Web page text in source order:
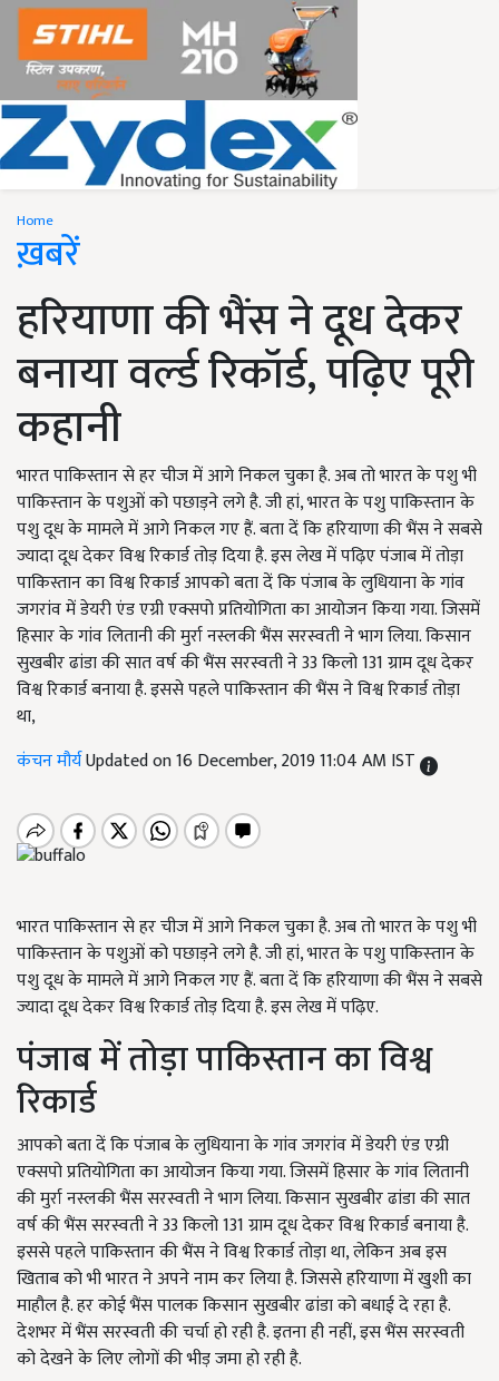
Home
ख़बरें
हरियाणा की भैंस ने दूध देकर
बनाया वर्ल्‍ड रिकॉर्ड, पढ़िए पूरी
कहानी
भारत पाकिस्तान से हर चीज में आगे निकल चुका है. अब तो भारत के पशु भी
पाकिस्‍तान के पशुओं को पछाड़ने लगे है. जी हां, भारत के पशु पाकिस्‍तान के
पशु दूध के मामले में आगे निकल गए हैं. बता दें कि हरियाणा की भैंस ने सबसे
ज्यादा दूध देकर विश्व रिकार्ड तोड़ दिया है. इस लेख में पढ़िए पंजाब में तोड़ा
पाकिस्तान का विश्व रिकार्ड आपको बता दें कि पंजाब के लुधियाना के गांव
जगरांव में डेयरी एंड एग्री एक्सपो प्रतियोगिता का आयोजन किया गया. जिसमें
हिसार के गांव लितानी की मुर्रा नस्लकी भैंस सरस्वती ने भाग लिया. किसान
सुखबीर ढांडा की सात वर्ष की भैंस सरस्वती ने 33 किलो 131 ग्राम दूध देकर
विश्व रिकार्ड बनाया है. इससे पहले पाकिस्तान की भैंस ने विश्व रिकार्ड तोड़ा
था,
कंचन मौर्यUpdated on 16 December, 2019 11:04 AM IST
भारत पाकिस्तान से हर चीज में आगे निकल चुका है. अब तो भारत के पशु भी
पाकिस्‍तान के पशुओं को पछाड़ने लगे है. जी हां, भारत के पशु पाकिस्‍तान के
पशु दूध के मामले में आगे निकल गए हैं. बता दें कि हरियाणा की भैंस ने सबसे
ज्यादा दूध देकर विश्व रिकार्ड तोड़ दिया है. इस लेख में पढ़िए.
पंजाब में तोड़ा पाकिस्तान का विश्व
रिकार्ड
आपको बता दें कि पंजाब के लुधियाना के गांव जगरांव में डेयरी एंड एग्री
एक्सपो प्रतियोगिता का आयोजन किया गया. जिसमें हिसार के गांव लितानी
की मुर्रा नस्लकी भैंस सरस्वती ने भाग लिया. किसान सुखबीर ढांडा की सात
वर्ष की भैंस सरस्वती ने 33 किलो 131 ग्राम दूध देकर विश्व रिकार्ड बनाया है.
इससे पहले पाकिस्तान की भैंस ने विश्व रिकार्ड तोड़ा था, लेकिन अब इस
खिताब को भी भारत ने अपने नाम कर लिया है. जिससे हरियाणा में खुशी का
माहौल है. हर कोई भैंस पालक किसान सुखबीर ढांडा को बधाई दे रहा है.
देशभर में भैंस सरस्वती की चर्चा हो रही है. इतना ही नहीं, इस भैंस सरस्वती
को देखने के लिए लोगों की भीड़ जमा हो रही है.